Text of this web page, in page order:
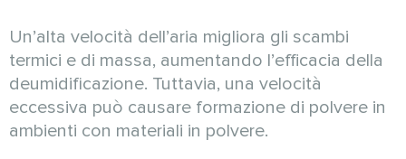
Un’alta velocità dell’aria migliora gli scambi
termici e di massa, aumentando l’efficacia della
deumidificazione. Tuttavia, una velocità
eccessiva può causare formazione di polvere in
ambienti con materiali in polvere.